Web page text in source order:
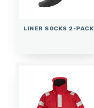
LINER SOCKS 2-PACK